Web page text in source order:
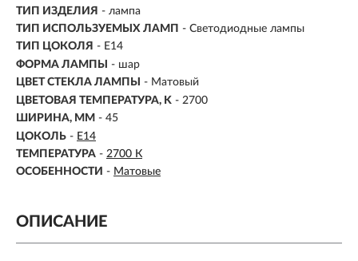
ТИП ИЗДЕЛИЯ - лампа
ТИП ИСПОЛЬЗУЕМЫХ ЛАМП - Светодиодные лампы
ТИП ЦОКОЛЯ - E14
ФОРМА ЛАМПЫ
- шар
ЦВЕТ СТЕКЛА ЛАМПЫ
- Матовый
ЦВЕТОВАЯ ТЕМПЕРАТУРА, K - 2700
ШИРИНА, ММ - 45
ЦОКОЛЬ - E14
ТЕМПЕРАТУРА - 2700 К
ОСОБЕННОСТИ - Матовые
ОПИСАНИЕ